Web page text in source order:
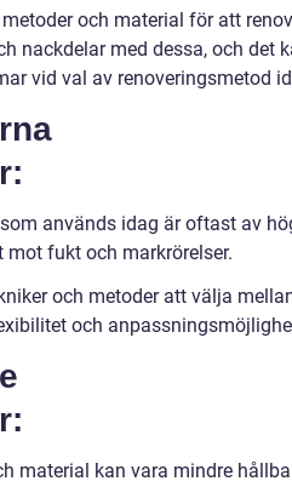
och material för att
nackdelar med dessa, och det
vid val av renoveringsmetod
används idag är oftast av
fukt och markrörelser.
och metoder att välja
och
material kan vara mindre